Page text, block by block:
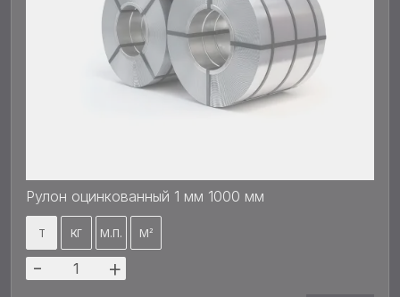
Рулон оцинкованный 1 мм 1000 мм
Т КГ М.П. М²
- +